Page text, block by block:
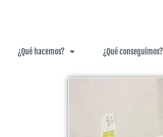
¿Qué hacemos? ¿Qué conseguimos?